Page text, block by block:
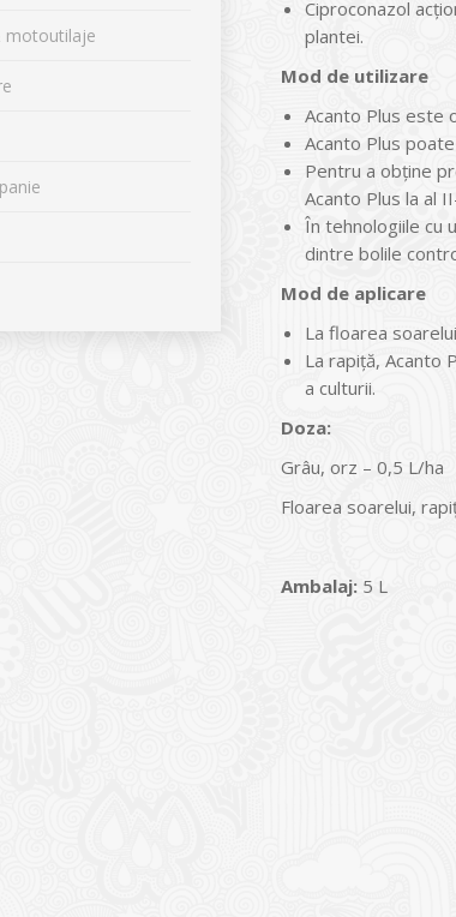
Ciproconazol
plantei.
Mod de utilizare
Acanto Plus este
Acanto Plus
Pentru a obţine
Acanto Plus la al
În tehnologiile cu
dintre bolile
Mod de aplicare
La floarea
La rapiţă, Acanto
a culturii.
Doza:
Grâu, orz – 0,5 L/ha
Floarea soarelui,
Ambalaj: 5 L
motoutilaje